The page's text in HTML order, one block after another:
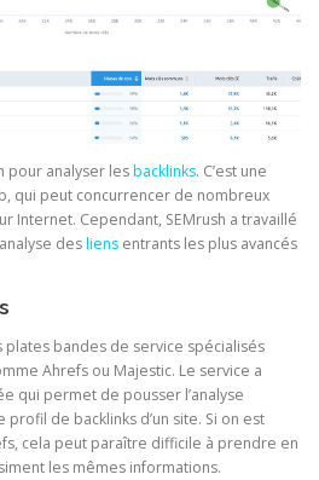
pour analyser lesbacklinks. C’est une
qui peut concurrencer de nombreux
Internet. Cependant, SEMrush a travaillé
desliens entrants les plus avancés
plates bandes de service spécialisés
Ahrefs ou Majestic. Le service a
qui permet de pousser l’analyse
de backlinks d’un site. Si on est
cela peut paraître difficile à prendre en
les mêmes informations.